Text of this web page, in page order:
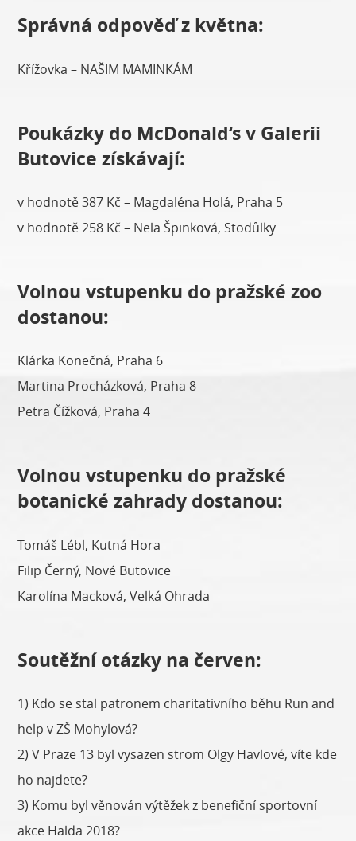
Správná odpověď z května:
Křížovka – NAŠIM MAMINKÁM
Poukázky do McDonald‘s v Galerii
Butovice získávají:
v hodnotě 387 Kč – Magdaléna Holá, Praha 5
v hodnotě 258 Kč – Nela Špinková, Stodůlky
Volnou vstupenku do pražské zoo
dostanou:
Klárka Konečná, Praha 6
Martina Procházková, Praha 8
Petra Čížková, Praha 4
Volnou vstupenku do pražské
botanické zahrady dostanou:
Tomáš Lébl, Kutná Hora
Filip Černý, Nové Butovice
Karolína Macková, Velká Ohrada
Soutěžní otázky na červen:
1) Kdo se stal patronem charitativního běhu Run and
help v ZŠ Mohylová?
2) V Praze 13 byl vysazen strom Olgy Havlové, víte kde
ho najdete?
3) Komu byl věnován výtěžek z benefiční sportovní
akce Halda 2018?